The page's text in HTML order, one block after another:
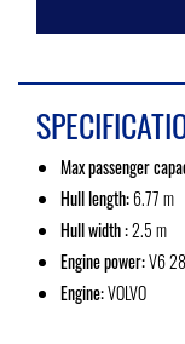
Max passenger
Hull length:6.77 m
Hull width :2.5 m
Engine power:V6
Engine:VOLVO